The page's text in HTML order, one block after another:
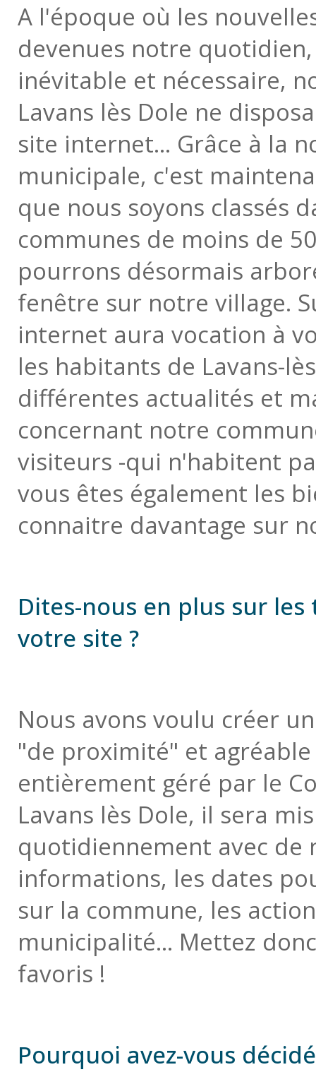
A l'époque où les
devenues notre
inévitable et nécessaire,
Lavans lès Dole ne
site internet... Grâce à la
municipale, c'est
que nous soyons classés
communes de moins de
pourrons désormais
fenêtre sur notre village.
internet aura vocation à
les habitants de Lavans-
différentes actualités et
concernant notre
visiteurs -qui n'habitent
vous êtes également les
connaitre davantage sur
Dites-nous en plus sur
votre site ?
Nous avons voulu créer
"de proximité" et
entièrement géré par le
Lavans lès Dole, il sera
quotidiennement avec de
informations, les dates
sur la commune, les
municipalité... Mettez
favoris !
Pourquoi avez-vous